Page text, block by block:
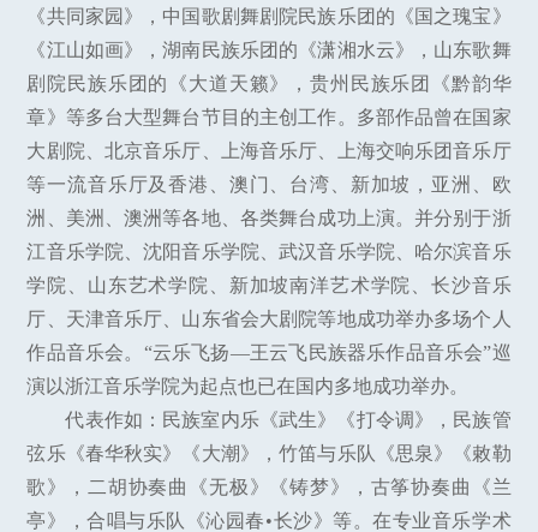
《共同家园》，中国歌剧舞剧院民族乐团的《国之瑰宝》
《江山如画》，湖南民族乐团的《潇湘水云》，山东歌舞
剧院民族乐团的《大道天籁》，贵州民族乐团《黔韵华
章》等多台大型舞台节目的主创工作。多部作品曾在国家
大剧院、北京音乐厅、上海音乐厅、上海交响乐团音乐厅
等一流音乐厅及香港、澳门、台湾、新加坡，亚洲、欧
洲、美洲、澳洲等各地、各类舞台成功上演。并分别于浙
江音乐学院、沈阳音乐学院、武汉音乐学院、哈尔滨音乐
学院、山东艺术学院、新加坡南洋艺术学院、长沙音乐
厅、天津音乐厅、山东省会大剧院等地成功举办多场个人
作品音乐会。“云乐飞扬—王云飞民族器乐作品音乐会”巡
演以浙江音乐学院为起点也已在国内多地成功举办。
代表作如：民族室内乐《武生》《打令调》，民族管
弦乐《春华秋实》《大潮》，竹笛与乐队《思泉》《敕勒
歌》，二胡协奏曲《无极》《铸梦》，古筝协奏曲《兰
亭》，合唱与乐队《沁园春•长沙》等。在专业音乐学术